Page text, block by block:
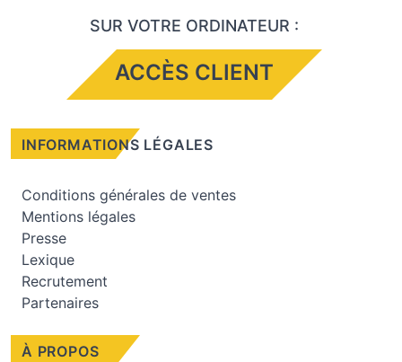
À PROPOS
SUR VOTRE ORDINATEUR :
ACCÈS CLIENT
INFORMATIONS LÉGALES
Conditions générales de ventes
Mentions légales
Presse
Lexique
Recrutement
Partenaires